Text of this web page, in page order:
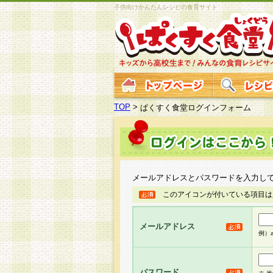
子供向けかんたんレシピの食育サイト
TOP >ぱくすく食堂ログインフォーム
メールアドレスとパスワードを入力し
このアイコンが付いている項目
メールアドレス
例）